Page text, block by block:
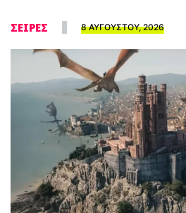
ΣΕΙΡΕΣ 8 ΑΥΓΟΥΣΤΟΥ, 2026